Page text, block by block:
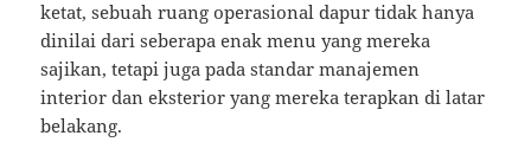
ketat, sebuah ruang operasional dapur tidak hanya
dinilai dari seberapa enak menu yang mereka
sajikan, tetapi juga pada standar manajemen
interior dan eksterior yang mereka terapkan di latar
belakang.